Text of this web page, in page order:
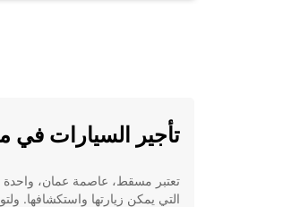
تأجير السيارات
تعتبر مسقط، عاصمة عمان، واحدة
التي يمكن زيارتها واستكشافها.